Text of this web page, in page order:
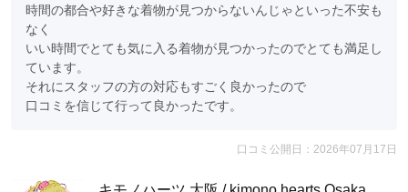
時間の都合や好きな着物が見つからないんじゃといった不安も
なく
いい時間でとても気に入る着物が見つかったのでとても満足し
ています。
それにスタッフの方の対応もすごく良かったので
口コミを信じて行って良かったです。
口コミ公開日：2026年07月17日